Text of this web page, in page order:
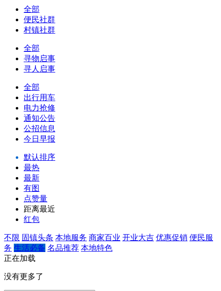
全部
便民社群
村镇社群
全部
寻物启事
寻人启事
全部
出行用车
电力抢修
通知公告
公招信息
今日早报
默认排序
最热
最新
有图
点赞量
距离最近
红包
不限 固镇头条 本地服务 商家百业 开业大吉 优惠促销 便民服
务 生活必备 名品推荐 本地特色
正在加载
没有更多了